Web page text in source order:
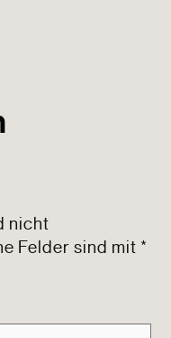
nicht
Felder sind mit *